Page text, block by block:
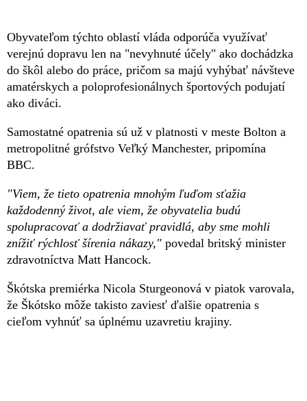
Obyvateľom týchto oblastí vláda odporúča využívať
verejnú dopravu len na "nevyhnuté účely" ako dochádzka
do škôl alebo do práce, pričom sa majú vyhýbať návšteve
amatérskych a poloprofesionálnych športových podujatí
ako diváci.
Samostatné opatrenia sú už v platnosti v meste Bolton a
metropolitné grófstvo Veľký Manchester, pripomína
BBC.
"Viem, že tieto opatrenia mnohým ľuďom sťažia
každodenný život, ale viem, že obyvatelia budú
spolupracovať a dodržiavať pravidlá, aby sme mohli
znížiť rýchlosť šírenia nákazy," povedal britský minister
zdravotníctva Matt Hancock.
Škótska premiérka Nicola Sturgeonová v piatok varovala,
že Škótsko môže takisto zaviesť ďalšie opatrenia s
cieľom vyhnúť sa úplnému uzavretiu krajiny.